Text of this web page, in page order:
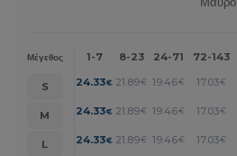
Μέγεθος 1-7 8-23 24-71 72-143
S 24.33€ 21.89€ 19.46€ 17.03€
M
24.33€ 21.89€ 19.46€ 17.03€
L
24.33€ 21.89€ 19.46€ 17.03€